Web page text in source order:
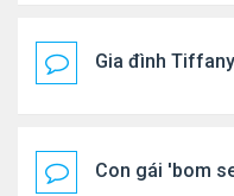
Gia đình
Con gái 'bom